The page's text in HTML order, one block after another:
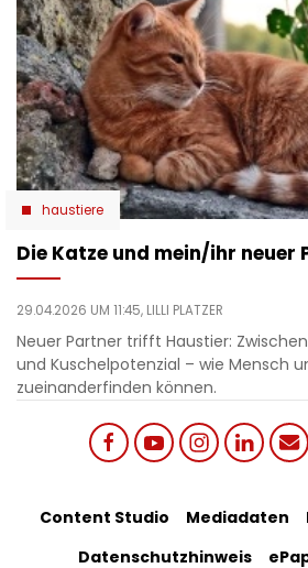
haustiere
Die Katze und mein/ihr neuer
29.04.2026 UM 11:45, LILLI PLATZER
Neuer Partner trifft Haustier:
und Kuschelpotenzial – wie Mensch
zueinanderfinden können.
links
Footer
Content Studio Mediadaten
Datenschutzhinweis